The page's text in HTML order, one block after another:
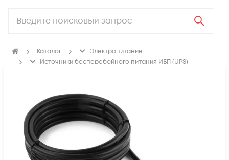
Каталог
Электропитание
Источники бесперебойного питания ИБП (UPS)